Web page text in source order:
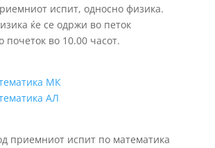
испит, односно физика.
ќе се одржи во петок
почеток во 10.00 часот.
МК
АЛ
приемниот испит по математика